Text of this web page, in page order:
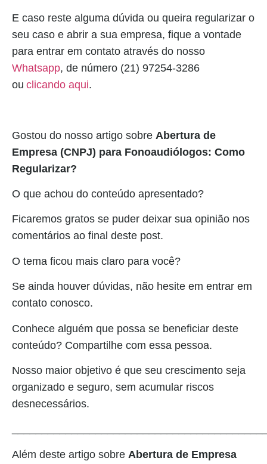
E caso reste alguma dúvida ou queira regularizar o
seu caso e abrir a sua empresa, fique a vontade
para entrar em contato através do nosso
Whatsapp, de número (21) 97254-3286
ou clicando aqui.
Gostou do nosso artigo sobre Abertura de
Empresa (CNPJ) para Fonoaudiólogos: Como
Regularizar?
O que achou do conteúdo apresentado?
Ficaremos gratos se puder deixar sua opinião nos
comentários ao final deste post.
O tema ficou mais claro para você?
Se ainda houver dúvidas, não hesite em entrar em
contato conosco.
Conhece alguém que possa se beneficiar deste
conteúdo? Compartilhe com essa pessoa.
Nosso maior objetivo é que seu crescimento seja
organizado e seguro, sem acumular riscos
desnecessários.
Além deste artigo sobre Abertura de Empresa